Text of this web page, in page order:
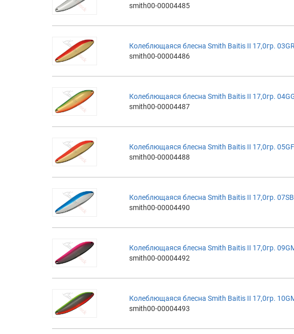
smith00-00004485
Колеблющаяся блесна Smith Baitis II 17,0гр. 03GR
smith00-00004486
Колеблющаяся блесна Smith Baitis II 17,0гр.
smith00-00004487
Колеблющаяся блесна Smith Baitis II 17,0гр.
smith00-00004488
Колеблющаяся блесна Smith Baitis II 17,0гр.
smith00-00004490
Колеблющаяся блесна Smith Baitis II 17,0гр.
smith00-00004492
Колеблющаяся блесна Smith Baitis II 17,0гр.
smith00-00004493